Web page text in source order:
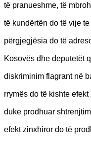
të pranueshme, të
të kundërtën do të vije
përgjegjësia do të
Kosovës dhe deputetët
diskriminim flagrant në
rrymës do të kishte
duke prodhuar
efekt zinxhiror do të